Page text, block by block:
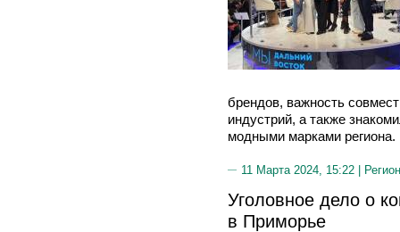
брендов, важность
индустрий, а также
модными марками региона.
11 Марта 2024, 15:22 |
Уголовное дело о
в Приморье